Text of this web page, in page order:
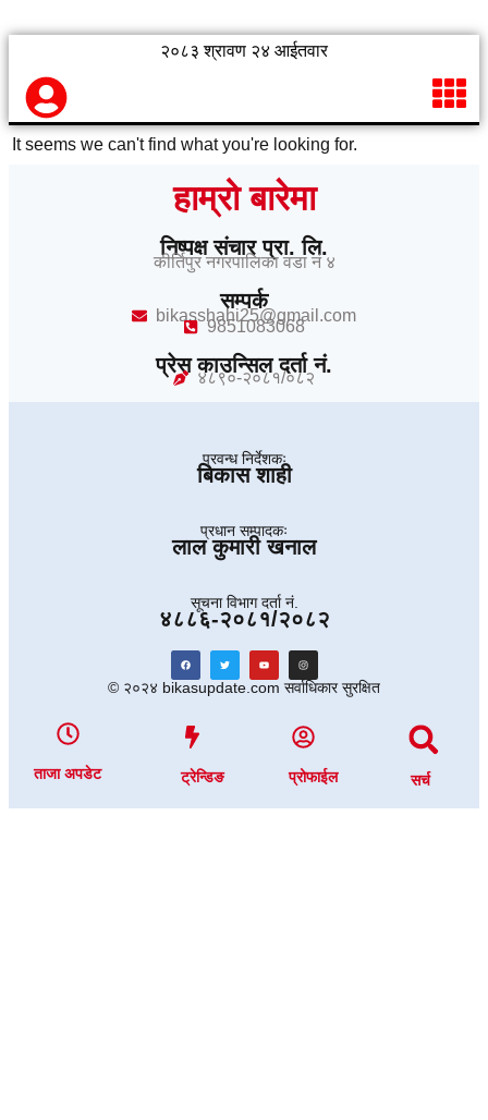
२०८३ श्रावण २४ आईतवार
It seems we can't find what you're looking for.
हाम्रो बारेमा
निष्पक्ष संचार प्रा. लि.
कीर्तिपुर नगरपालिका वडा नं ४
सम्पर्क
bikasshahi25@gmail.com
9851083068
प्रेस काउन्सिल दर्ता नं.
४८९०-२०८१/०८२
प्रवन्ध निर्देशकः
बिकास शाही
प्रधान सम्पादकः
लाल कुमारी खनाल
सूचना विभाग दर्ता नं.
४८८६-२०८१/२०८२
© २०२४ bikasupdate.com सर्वाधिकार सुरक्षित
ताजा अपडेट ट्रेन्डिङ प्रोफाईल सर्च